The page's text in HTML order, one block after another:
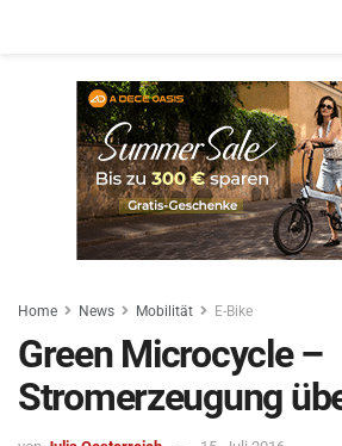
Home News Mobilität E-Bike
Green Microcycle –
Stromerzeugung